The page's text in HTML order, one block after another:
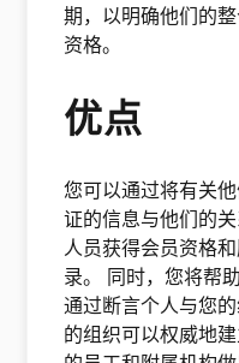
期，以明确他们的
资格。
优点
您可以通过将有关
证的信息与他们的
人员获得会员资格
录。 同时，您将帮
通过断言个人与您
的组织可以权威地